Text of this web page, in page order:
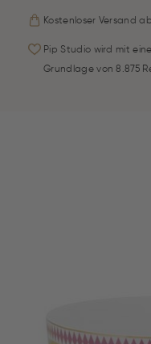
Kostenloser Versand
Pip Studio wird mit
Grundlage von 8.875